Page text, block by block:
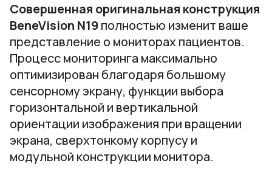
Совершенная оригинальная конструкция
BeneVision N19 полностью изменит ваше
представление о мониторах пациентов.
Процесс мониторинга максимально
оптимизирован благодаря большому
сенсорному экрану, функции выбора
горизонтальной и вертикальной
ориентации изображения при вращении
экрана, сверхтонкому корпусу и
модульной конструкции монитора.